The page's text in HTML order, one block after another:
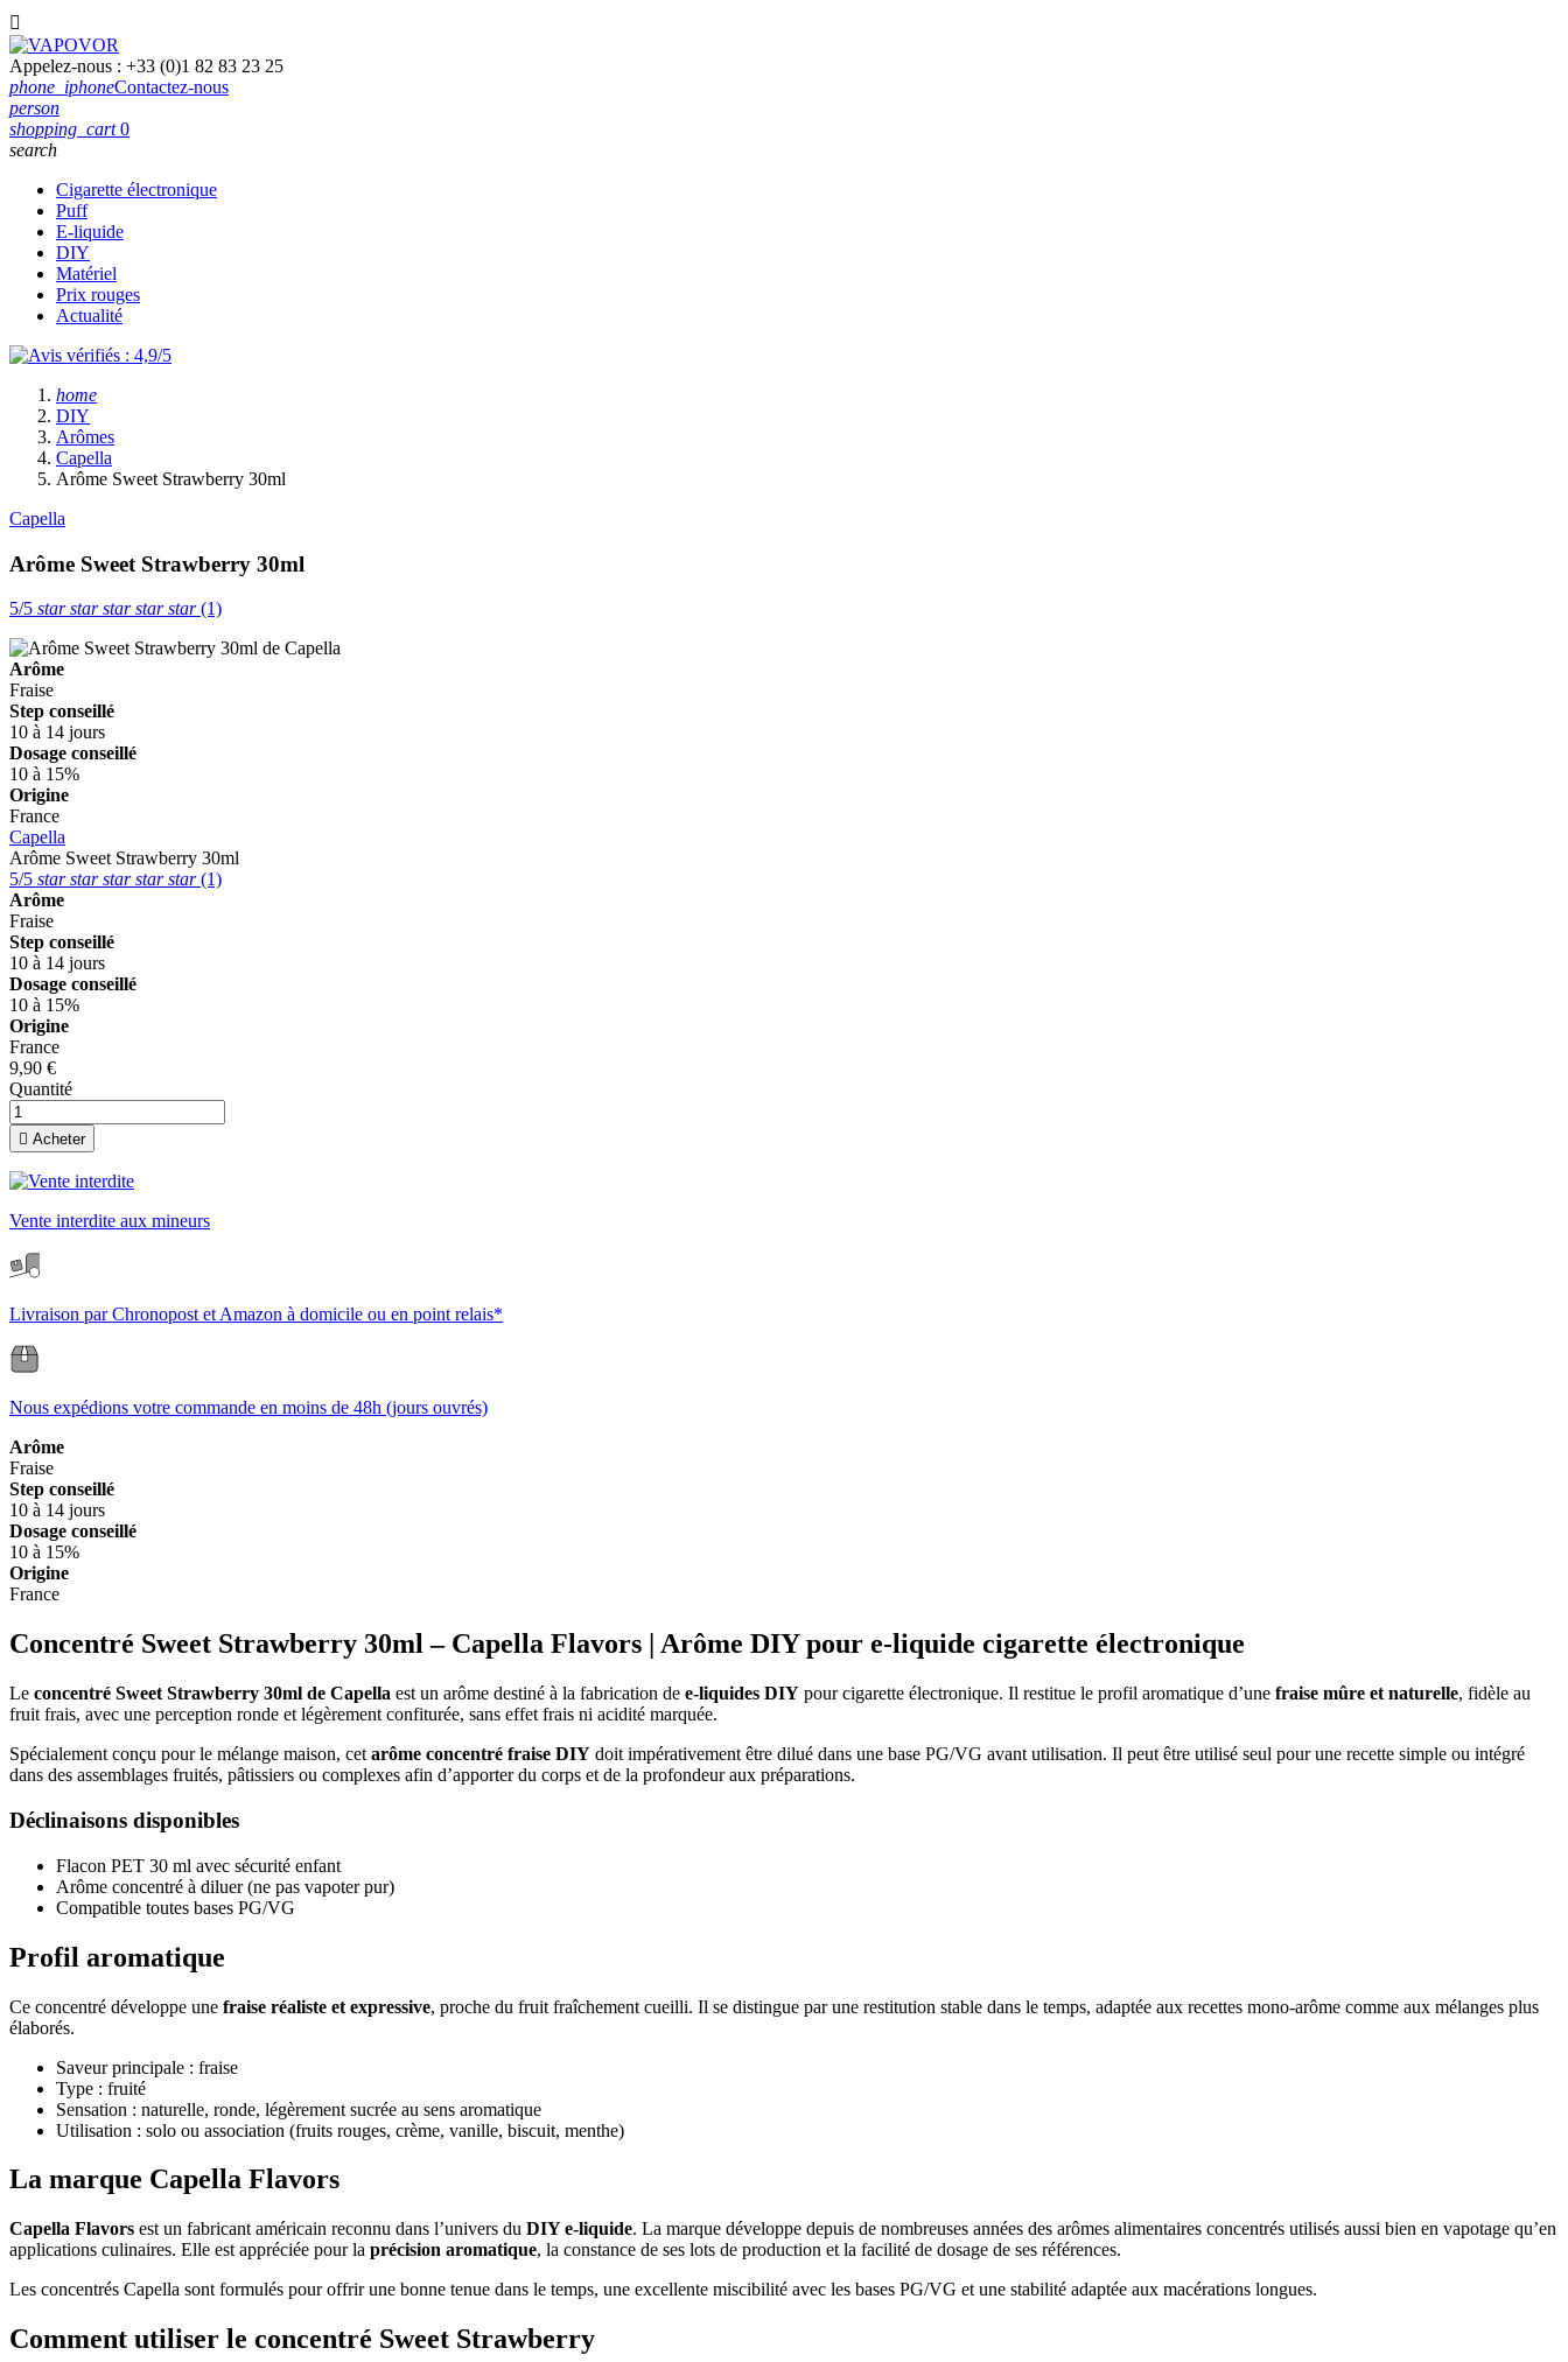

Appelez-nous : +33 (0)1 82 83 23 25
phone_iphoneContactez-nous
person
shopping_cart 0
search
Cigarette électronique
Puff
E-liquide
DIY
Matériel
Prix rouges
Actualité
home
DIY
Arômes
Capella
Arôme Sweet Strawberry 30ml
Capella
Arôme Sweet Strawberry 30ml
5/5 starstarstarstarstar(1)
Arôme
Fraise
Step conseillé
10 à 14 jours
Dosage conseillé
10 à 15%
Origine
France
Capella
Arôme Sweet Strawberry 30ml
5/5 starstarstarstarstar(1)
Arôme
Fraise
Step conseillé
10 à 14 jours
Dosage conseillé
10 à 15%
Origine
France
9,90 €
Quantité
 Acheter
Vente interdite aux mineurs
Livraison par Chronopost et Amazon à domicile ou en point relais*
Nous expédions votre commande en moins de 48h (jours ouvrés)
Arôme
Fraise
Step conseillé
10 à 14 jours
Dosage conseillé
10 à 15%
Origine
France
Concentré Sweet Strawberry 30ml – Capella Flavors | Arôme DIY pour e-liquide cigarette électronique
Le concentré Sweet Strawberry 30ml de Capella est un arôme destiné à la fabrication de e-liquides DIY pour cigarette électronique. Il restitue le profil aromatique d’une fraise mûre et naturelle, fidèle au
fruit frais, avec une perception ronde et légèrement confiturée, sans effet frais ni acidité marquée.
Spécialement conçu pour le mélange maison, cet arôme concentré fraise DIY doit impérativement être dilué dans une base PG/VG avant utilisation. Il peut être utilisé seul pour une recette simple ou intégré
dans des assemblages fruités, pâtissiers ou complexes afin d’apporter du corps et de la profondeur aux préparations.
Déclinaisons disponibles
Flacon PET 30 ml avec sécurité enfant
Arôme concentré à diluer (ne pas vapoter pur)
Compatible toutes bases PG/VG
Profil aromatique
Ce concentré développe une fraise réaliste et expressive, proche du fruit fraîchement cueilli. Il se distingue par une restitution stable dans le temps, adaptée aux recettes mono-arôme comme aux mélanges plus
élaborés.
Saveur principale : fraise
Type : fruité
Sensation : naturelle, ronde, légèrement sucrée au sens aromatique
Utilisation : solo ou association (fruits rouges, crème, vanille, biscuit, menthe)
La marque Capella Flavors
Capella Flavors est un fabricant américain reconnu dans l’univers du DIY e-liquide. La marque développe depuis de nombreuses années des arômes alimentaires concentrés utilisés aussi bien en vapotage qu’en
applications culinaires. Elle est appréciée pour la précision aromatique, la constance de ses lots de production et la facilité de dosage de ses références.
Les concentrés Capella sont formulés pour offrir une bonne tenue dans le temps, une excellente miscibilité avec les bases PG/VG et une stabilité adaptée aux macérations longues.
Comment utiliser le concentré Sweet Strawberry